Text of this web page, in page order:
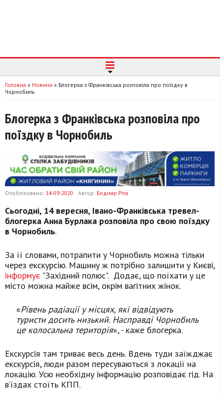
Головна » Новини » Блогерка з Франківська розповіла про поїздку в
Чорнобиль
Блогерка з Франківська розповіла про
поїздку в Чорнобиль
Опубліковано: 14-09-2020 Автор: Боднар Ріта
Сьогодні, 14 вересня, Івано-Франківська тревел-
блогерка Анна Бурлака розповіла про свою поїздку
в Чорнобиль.
За її словами, потрапити у Чорнобиль можна тільки
через екскурсію. Машину ж потрібно залишити у Києві,
інформує "Західний полюс". Додає, що поїхати у це
місто можна майже всім, окрім вагітних жінок.
«Рівень радіації у місцях, які відвідують
туристи досить низький. Насправді Чорнобиль
це колосальна територія», - каже блогерка.
Екскурсія там триває весь день. Вдень туди заїжджає
екскурсія, люди разом пересуваються з локації на
локацію. Усю необхідну інформацію розповідає гід. На
в’їздах стоїть КПП.